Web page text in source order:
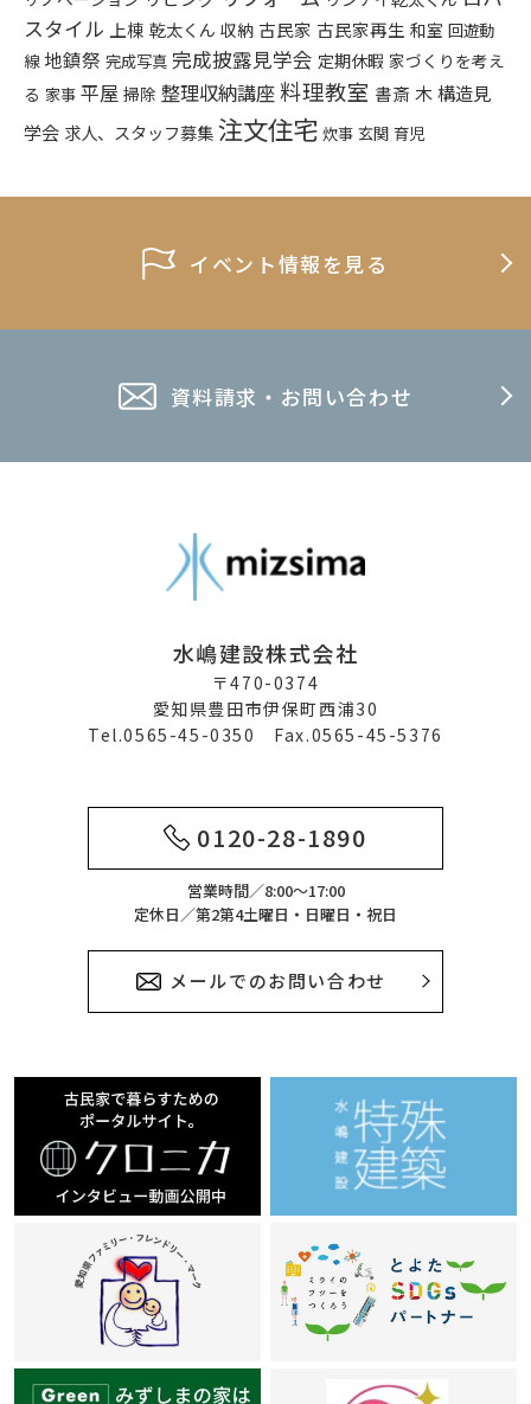
スタイル 上棟 乾太くん 収納 古民家 古民家再生 和室 回遊動
線 地鎮祭 完成写真 完成披露見学会 定期休暇 家づくりを考え
る 家事 平屋 掃除 整理収納講座料理教室 書斎 木構造見
学会 求人、スタッフ募集注文住宅 炊事 玄関 育児
イベント情報を見る
資料請求・お問い合わせ
水嶋建設株式会社
〒470-0374
愛知県豊田市伊保町西浦30
Tel.0565-45-0350 Fax.0565-45-5376
0120-28-1890
営業時間／8:00～17:00
定休日／第2第4土曜日・日曜日・祝日
メールでのお問い合わせ